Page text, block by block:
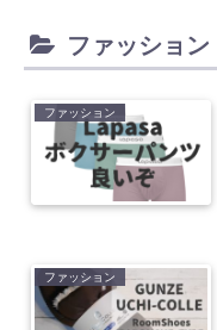
ファッション
ファッション
ファッション